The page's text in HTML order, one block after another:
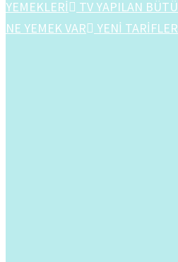
YEMEKLERİ
TV YAPILAN
NE YEMEK VAR
YENİ TARİFLER